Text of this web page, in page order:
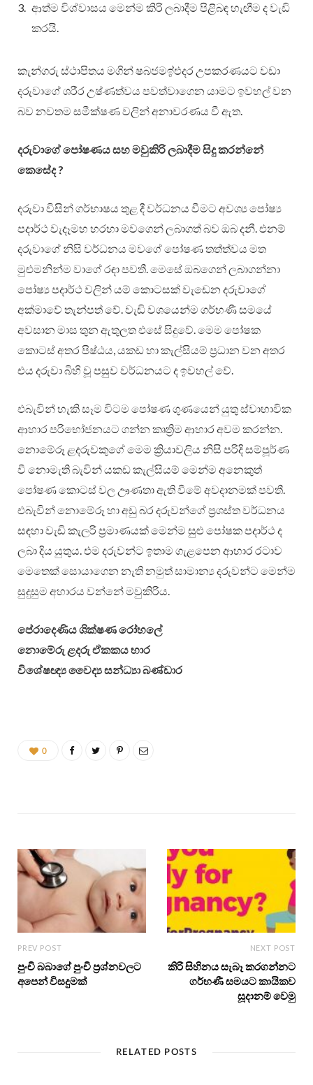
ආත්ම විශ්වාසය මෙන්ම කිරි ලබාදීම පිළිබඳ හැඟීම ද වැඩි
කරයි.
කැන්ගරු ස්ථාපිතය මගින් ෂබජමඉ්එදර උපකරණයට වඩා
දරුවාගේ ශරීර උෂ්ණත්වය පවත්වාගෙන යාමට ඉවහල් වන
බව නවතම සමීක්ෂණ වලින් අනාවරණය වී ඇත.
දරුවාගේ පෝෂණය සහ මවුකිරි ලබාදීම සිදු කරන්නේ
කෙසේද ?
දරුවා විසින් ගර්භාෂය තුළ දී වර්ධනය වීමට අවශ්‍ය පෝෂ්‍ය
පදාර්ථ වැදෑමහ හරහා මවගෙන් ලබාගත් බව ඔබ දනී. එනම්
දරුවාගේ නිසි වර්ධනය මවගේ පෝෂණ තත්ත්වය මත
මුළුමනින්ම වාගේ රඳා පවතී. මෙසේ ඔබගෙන් ලබාගන්නා
පෝෂ්‍ය පදාර්ථ වලින් යම් කොටසක් වැඩෙන දරුවාගේ
අක්මාවේ තැන්පත් වේ. වැඩි වශයෙන්ම ගර්භණී සමයේ
අවසාන මාස තුන ඇතුලත එසේ සිදුවේ. මෙම පෝෂක
කොටස් අතර පිෂ්ඨය, යකඩ හා කැල්සියම් ප්‍රධාන වන අතර
එය දරුවා බිහි වූ පසුව වර්ධනයට ද ඉවහල් වේ.
එබැවින් හැකි සෑම විටම පෝෂණ ගුණයෙන් යුතු ස්වාභාවික
ආහාර පරිභෝජනයට ගන්න කෘත්‍රිම ආහාර අවම කරන්න.
නොමේරූ ළදරුවකුගේ මෙම ක්‍රියාවලිය නිසි පරිදි සම්පූර්ණ
වී නොමැති බැවින් යකඩ කැල්සියම් මෙන්ම අනෙකුත්
පෝෂණ කොටස් වල ඌණතා ඇති වීමේ අවදානමක් පවතී.
එබැවින් නොමේරූ හා අඩු බර දරුවන්ගේ ප්‍රශස්ත වර්ධනය
සඳහා වැඩි කැලරි ප්‍රමාණයක් මෙන්ම සුළු පෝෂක පදාර්ථ ද
ලබා දිය යුතුය. එම දරුවන්ට ඉතාම ගැළපෙන ආහාර රටාව
මෙතෙක් සොයාගෙන නැති නමුත් සාමාන්‍ය දරුවන්ට මෙන්ම
සුදුසුම අහාරය වන්නේ මවුකිරිය.
පේරාදෙණිය ශික්ෂණ රෝහලේ
නොමේරු ළදරු ඒකකය භාර
විශේෂඥ්‍ය වෛද්‍ය සන්ධ්‍යා බණ්ඩාර
0
PREV POST
පුංචි බබාගේ පුංචි ප්‍රශ්නවලට
අපෙන් විසදුමක්
NEXT POST
කිරි සිහිනය සැබෑ කරගන්නට
ගර්භණී සමයට කායිකව
සූදානම් වෙමු
RELATED POSTS